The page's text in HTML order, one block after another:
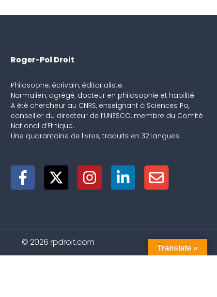
Roger-Pol Droit
Philosophe, écrivain, éditorialiste.
Normalien, agrégé, docteur en philosophie et habilité.
A été chercheur au CNRS, enseignant à Sciences Po,
conseiller du directeur de l’UNESCO, membre du Comité
National d’Ethique.
Une quarantaine de livres, traduits en 32 langues
© 2026 rpdroit.com
Translate »